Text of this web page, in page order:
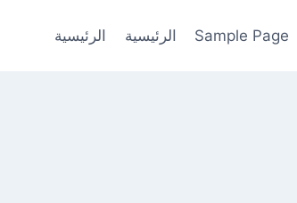
Sample Page الرئيسية الرئيسية